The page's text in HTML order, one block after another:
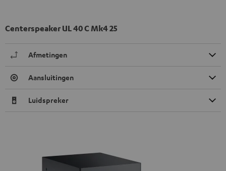
Centerspeaker UL 40 C Mk4 25
Afmetingen
Aansluitingen
Luidspreker